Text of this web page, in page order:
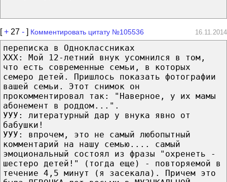
[+ 27 - ] Комментировать цитату №105536 16.11.2014
переписка в Одноклассниках
ХХХ: Мой 12-летний внук усомнился в том,
что есть современные семьи, в которых
семеро детей. Пришлось показать фотографии
вашей семьи. Этот снимок он
прокомментировал так: "Наверное, у их мамы
абонемент в роддом...".
УУУ: литературный дар у внука явно от
бабушки!
УУУ: впрочем, это не самый любопытный
комментарий на нашу семью.... самый
эмоциональный состоял из фразы "охренеть -
шестеро детей!" (тогда еще) - повторяемой в
течение 4,5 минут (я засекала). Причем это